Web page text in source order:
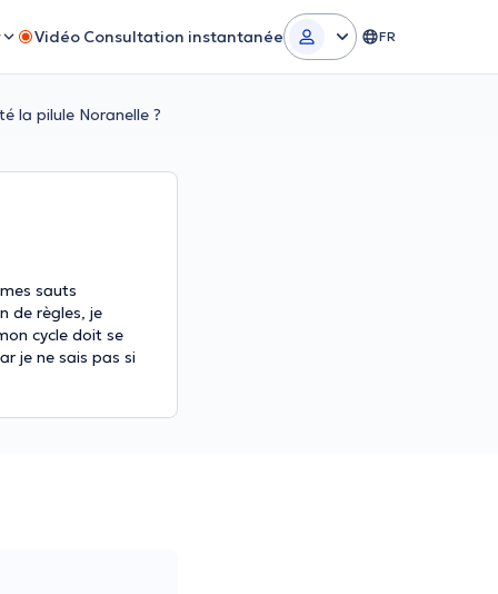
Vidéo Consultation instantanée FR
la pilule Noranelle ?
sauts
de règles, je
cycle doit se
je ne sais pas si